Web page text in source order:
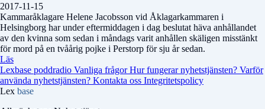
2017-11-15
Kammaråklagare Helene Jacobsson vid Åklagarkammaren i
Helsingborg har under eftermiddagen i dag beslutat häva anhållandet
av den kvinna som sedan i måndags varit anhållen skäligen misstänkt
för mord på en tvåårig pojke i Perstorp för sju år sedan.
Läs
Lexbase poddradio Vanliga frågorHur fungerar nyhetstjänsten? Varför
använda nyhetstjänsten? Kontakta oss Integritetspolicy
Lex base